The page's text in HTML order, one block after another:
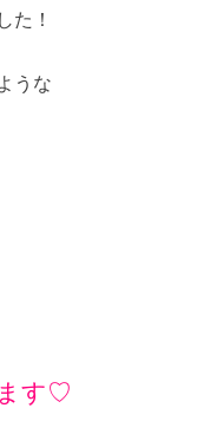
た！
うな
す♡